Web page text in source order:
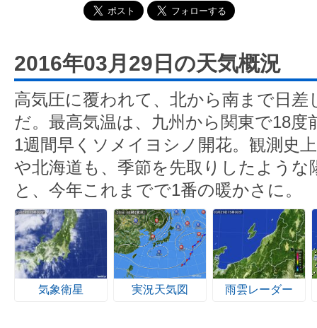
2016年03月29日の天気概況
高気圧に覆われて、北から南まで日
だ。最高気温は、九州から関東で18度
1週間早くソメイヨシノ開花。観測史
や北海道も、季節を先取りしたような
と、今年これまでで1番の暖かさに。
気象衛星 実況天気図 雨雲レーダー